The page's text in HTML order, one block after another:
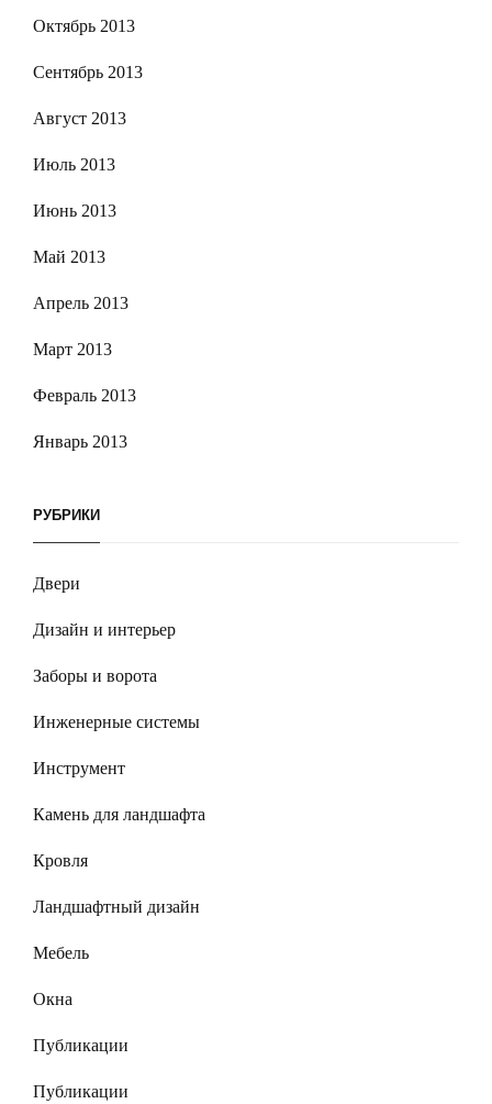
Октябрь 2013
Сентябрь 2013
Август 2013
Июль 2013
Июнь 2013
Май 2013
Апрель 2013
Март 2013
Февраль 2013
Январь 2013
РУБРИКИ
Двери
Дизайн и интерьер
Заборы и ворота
Инженерные системы
Инструмент
Камень для ландшафта
Кровля
Ландшафтный дизайн
Мебель
Окна
Публикации
Публикации